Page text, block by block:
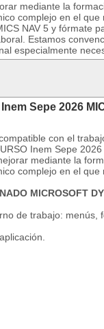
mediante la
complejo en el que
NAV 5 y fórmate
Estamos
especialmente
Sepe 2026
con el
Inem Sepe
mediante la
complejo en el que
MICROSOFT
de trabajo: menús,